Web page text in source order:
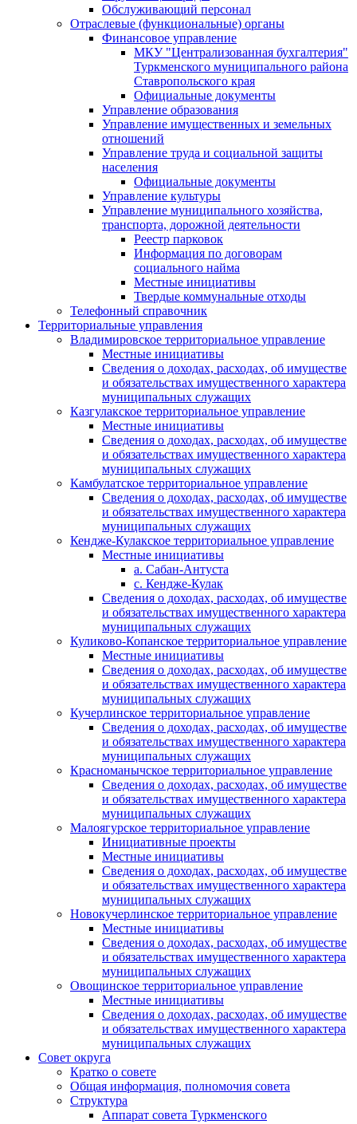
Обслуживающий персонал
Отраслевые (функциональные) органы
Финансовое управление
МКУ "Централизованная бухгалтерия"
Туркменского муниципального района
Ставропольского края
Официальные документы
Управление образования
Управление имущественных и земельных
отношений
Управление труда и социальной защиты
населения
Официальные документы
Управление культуры
Управление муниципального хозяйства,
транспорта, дорожной деятельности
Реестр парковок
Информация по договорам
социального найма
Местные инициативы
Твердые коммунальные отходы
Телефонный справочник
Территориальные управления
Владимировское территориальное управление
Местные инициативы
Сведения о доходах, расходах, об имуществе
и обязательствах имущественного характера
муниципальных служащих
Казгулакское территориальное управление
Местные инициативы
Сведения о доходах, расходах, об имуществе
и обязательствах имущественного характера
муниципальных служащих
Камбулатское территориальное управление
Сведения о доходах, расходах, об имуществе
и обязательствах имущественного характера
муниципальных служащих
Кендже-Кулакское территориальное управление
Местные инициативы
а. Сабан-Антуста
с. Кендже-Кулак
Сведения о доходах, расходах, об имуществе
и обязательствах имущественного характера
муниципальных служащих
Куликово-Копанское территориальное управление
Местные инициативы
Сведения о доходах, расходах, об имуществе
и обязательствах имущественного характера
муниципальных служащих
Кучерлинское территориальное управление
Сведения о доходах, расходах, об имуществе
и обязательствах имущественного характера
муниципальных служащих
Красноманычское территориальное управление
Сведения о доходах, расходах, об имуществе
и обязательствах имущественного характера
муниципальных служащих
Малоягурское территориальное управление
Инициативные проекты
Местные инициативы
Сведения о доходах, расходах, об имуществе
и обязательствах имущественного характера
муниципальных служащих
Новокучерлинское территориальное управление
Местные инициативы
Сведения о доходах, расходах, об имуществе
и обязательствах имущественного характера
муниципальных служащих
Овощинское территориальное управление
Местные инициативы
Сведения о доходах, расходах, об имуществе
и обязательствах имущественного характера
муниципальных служащих
Совет округа
Кратко о совете
Общая информация, полномочия совета
Структура
Аппарат совета Туркменского